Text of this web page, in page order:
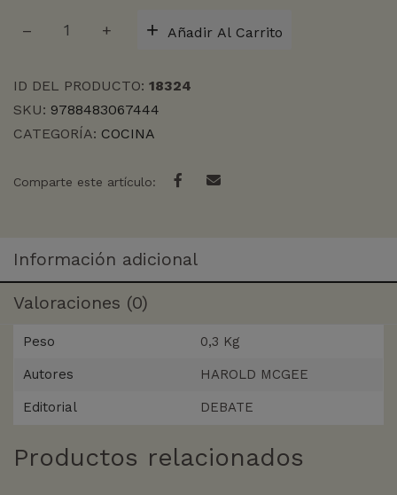
LA
cantidad
Añadir Al Carrito
ID DEL PRODUCTO: 18324
SKU: 9788483067444
CATEGORÍA: COCINA
Comparte este artículo:
Información adicional
Valoraciones (0)
Peso 0,3 Kg
Autores HAROLD MCGEE
Editorial DEBATE
Productos relacionados